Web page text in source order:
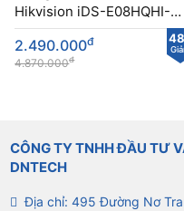
Hikvision iDS-E08HQHI-B
tích hợp eSSD 1TB
48
2.490.000đ
4.870.000đ
CÔNG TY TNHH ĐẦU TƯ
DNTECH
Địa chỉ: 495 Đường Nơ